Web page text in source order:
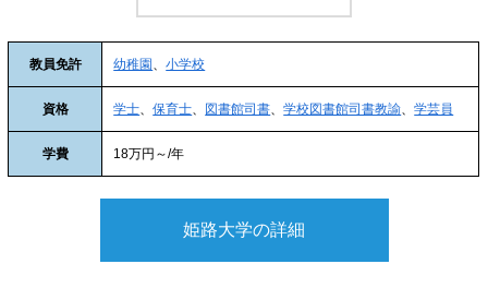
教員免許 幼稚園 、小学校
資格 学士 、保育士 図書館司書 、学校図書館司書教諭 、学芸員
学費 18万円～/年
姫路大学の詳細